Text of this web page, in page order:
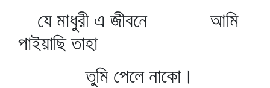
যে মাধুরী এ জীবনে আমি
পাইয়াছি তাহা
তুমি পেলে নাকো।